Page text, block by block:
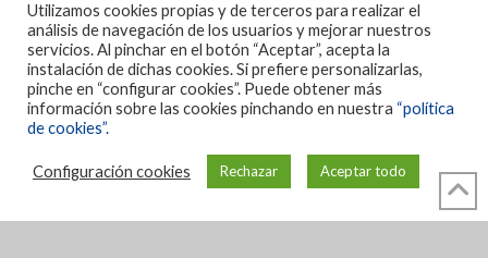
POLITICA DE COOKIES|AVISO LEGAL
DISEÑO: DIAN SISTEMAS
Utilizamos cookies propias y de terceros para realizar el
análisis de navegación de los usuarios y mejorar nuestros
servicios. Al pinchar en el botón “Aceptar”, acepta la
instalación de dichas cookies. Si prefiere personalizarlas,
pinche en “configurar cookies”. Puede obtener más
información sobre las cookies pinchando en nuestra “política
de cookies”.
Configuración cookies Rechazar Aceptar todo